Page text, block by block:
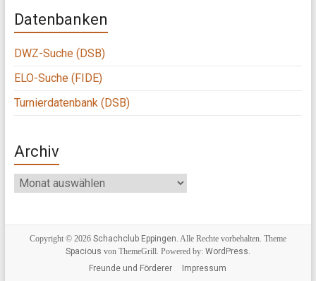
Datenbanken
DWZ-Suche (DSB)
ELO-Suche (FIDE)
Turnierdatenbank (DSB)
Archiv
Archiv
Copyright © 2026 Schachclub Eppingen. Alle Rechte vorbehalten. Theme
Spacious von ThemeGrill. Powered by: WordPress.
Freunde und Förderer
Impressum